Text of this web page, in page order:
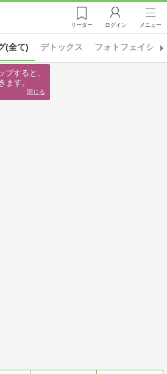
リーダー ログイン メニュー
(全て) デトックス フォトフェイシャ
プすると、
ます。
閉じる